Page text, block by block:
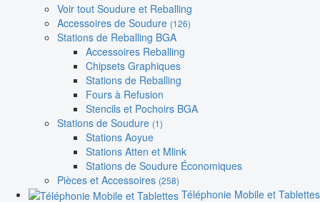
Voir tout Soudure et Reballing
Accessoires de Soudure (126)
Stations de Reballing BGA
Accessoires Reballing
Chipsets Graphiques
Stations de Reballing
Fours à Refusion
Stencils et Pochoirs BGA
Stations de Soudure (1)
Stations Aoyue
Stations Atten et Mlink
Stations de Soudure Économiques
Pièces et Accessoires (258)
Téléphonie Mobile et Tablettes